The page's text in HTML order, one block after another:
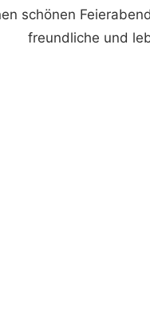
schönen
freundliche und